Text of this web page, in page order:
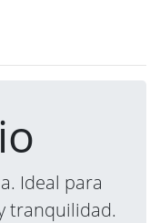
Ideal para
tranquilidad.